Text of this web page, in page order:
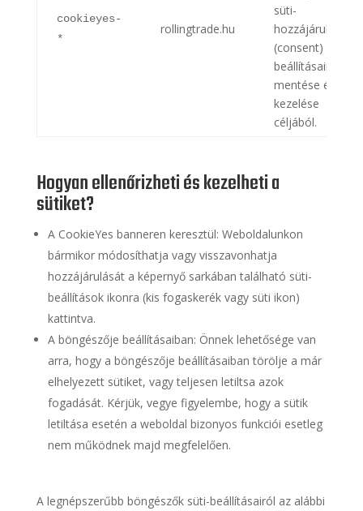
cookieyes-
*
rollingtrade.hu
süti-
hozzájárulási
(consent)
beállításainak
mentése és
kezelése
céljából.
Hogyan ellenőrizheti és kezelheti a
sütiket?
A CookieYes banneren keresztül: Weboldalunkon
bármikor módosíthatja vagy visszavonhatja
hozzájárulását a képernyő sarkában található süti-
beállítások ikonra (kis fogaskerék vagy süti ikon)
kattintva.
A böngészője beállításaiban: Önnek lehetősége van
arra, hogy a böngészője beállításaiban törölje a már
elhelyezett sütiket, vagy teljesen letiltsa azok
fogadását. Kérjük, vegye figyelembe, hogy a sütik
letiltása esetén a weboldal bizonyos funkciói esetleg
nem működnek majd megfelelően.
A legnépszerűbb böngészők süti-beállításairól az alábbi